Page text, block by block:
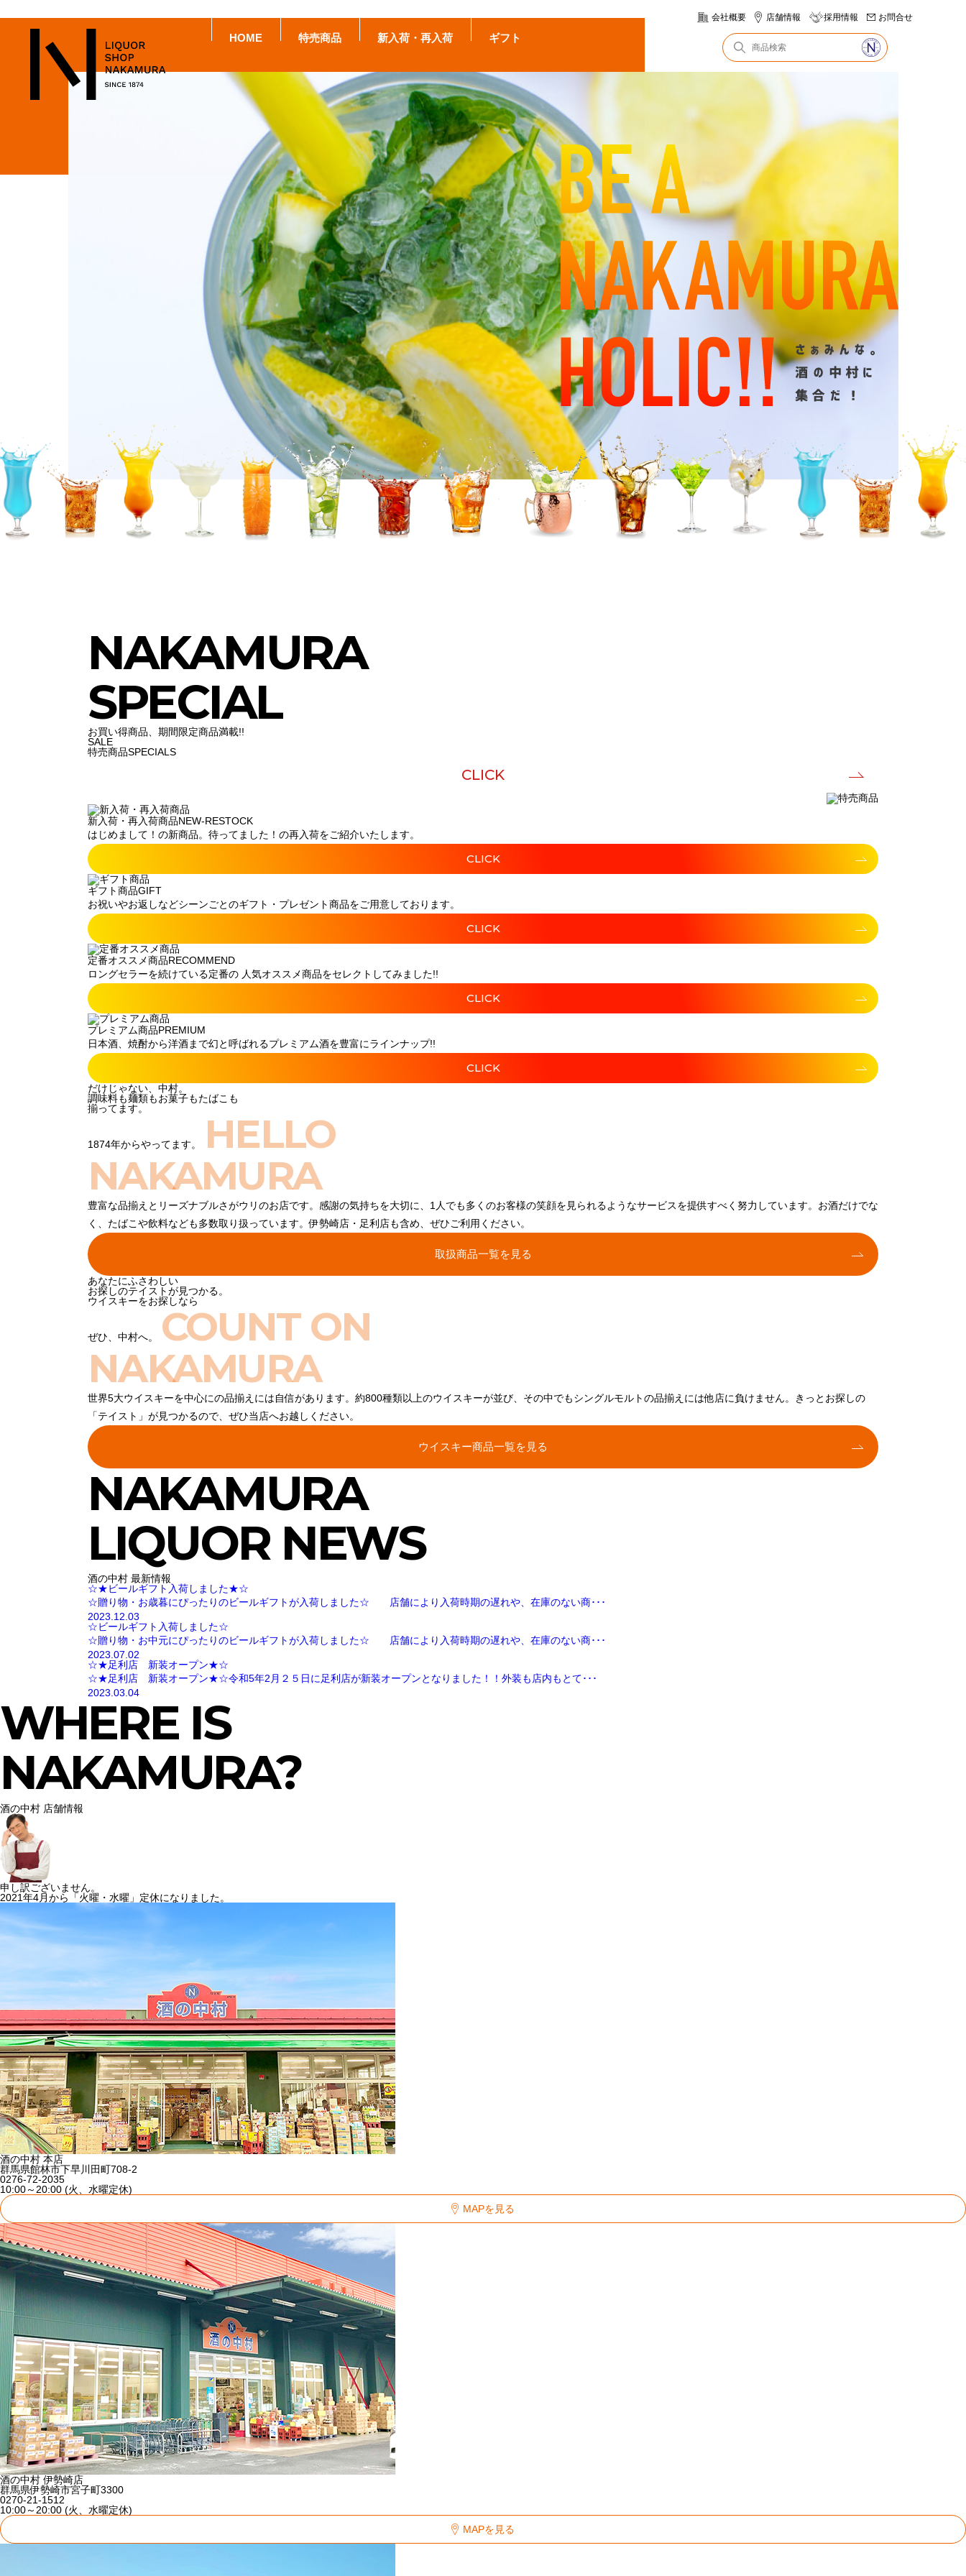
HOME 特売商品 新入荷・再入荷 ギフト
会社概要 店舗情報 採用情報 お問合せ
NAKAMURA
SPECIAL
お買い得商品、期間限定商品満載!!
SALE
特売商品SPECIALS
CLICK
新入荷・再入荷商品NEW-RESTOCK
はじめまして！の新商品。待ってました！の再入荷をご紹介いたします。
CLICK
ギフト商品GIFT
お祝いやお返しなどシーンごとのギフト・プレゼント商品をご用意しております。
CLICK
定番オススメ商品RECOMMEND
ロングセラーを続けている定番の 人気オススメ商品をセレクトしてみました!!
CLICK
プレミアム商品PREMIUM
日本酒、焼酎から洋酒まで幻と呼ばれるプレミアム酒を豊富にラインナップ!!
CLICK
だけじゃない、中村。
調味料も麺類もお菓子もたばこも
揃ってます。
1874年からやってます。
HELLO
NAKAMURA
豊富な品揃えとリーズナブルさがウリのお店です。感謝の気持ちを大切に、1人でも多くのお客様の笑顔を見られるようなサービスを提供すべく努力しています。お酒だけでな
く、たばこや飲料なども多数取り扱っています。伊勢崎店・足利店も含め、ぜひご利用ください。
取扱商品一覧を見る
あなたにふさわしい
お探しのテイストが見つかる。
ウイスキーをお探しなら
ぜひ、中村へ。
COUNT ON
NAKAMURA
世界5大ウイスキーを中心にの品揃えには自信があります。約800種類以上のウイスキーが並び、その中でもシングルモルトの品揃えには他店に負けません。きっとお探しの
「テイスト」が見つかるので、ぜひ当店へお越しください。
ウイスキー商品一覧を見る
NAKAMURA
LIQUOR NEWS
酒の中村 最新情報
☆★ビールギフト入荷しました★☆
☆贈り物・お歳暮にぴったりのビールギフトが入荷しました☆ 店舗により入荷時期の遅れや、在庫のない商･･･
2023.12.03
☆ビールギフト入荷しました☆
☆贈り物・お中元にぴったりのビールギフトが入荷しました☆ 店舗により入荷時期の遅れや、在庫のない商･･･
2023.07.02
☆★足利店 新装オープン★☆
☆★足利店 新装オープン★☆令和5年2月２５日に足利店が新装オープンとなりました！！外装も店内もとて･･･
2023.03.04
WHERE IS
NAKAMURA?
酒の中村 店舗情報
申し訳ございません。
2021年4月から「火曜・水曜」定休になりました。
酒の中村 本店
群馬県館林市下早川田町708-2
0276-72-2035
10:00～20:00 (火、水曜定休)
MAPを見る
酒の中村 伊勢崎店
群馬県伊勢崎市宮子町3300
0270-21-1512
10:00～20:00 (火、水曜定休)
MAPを見る